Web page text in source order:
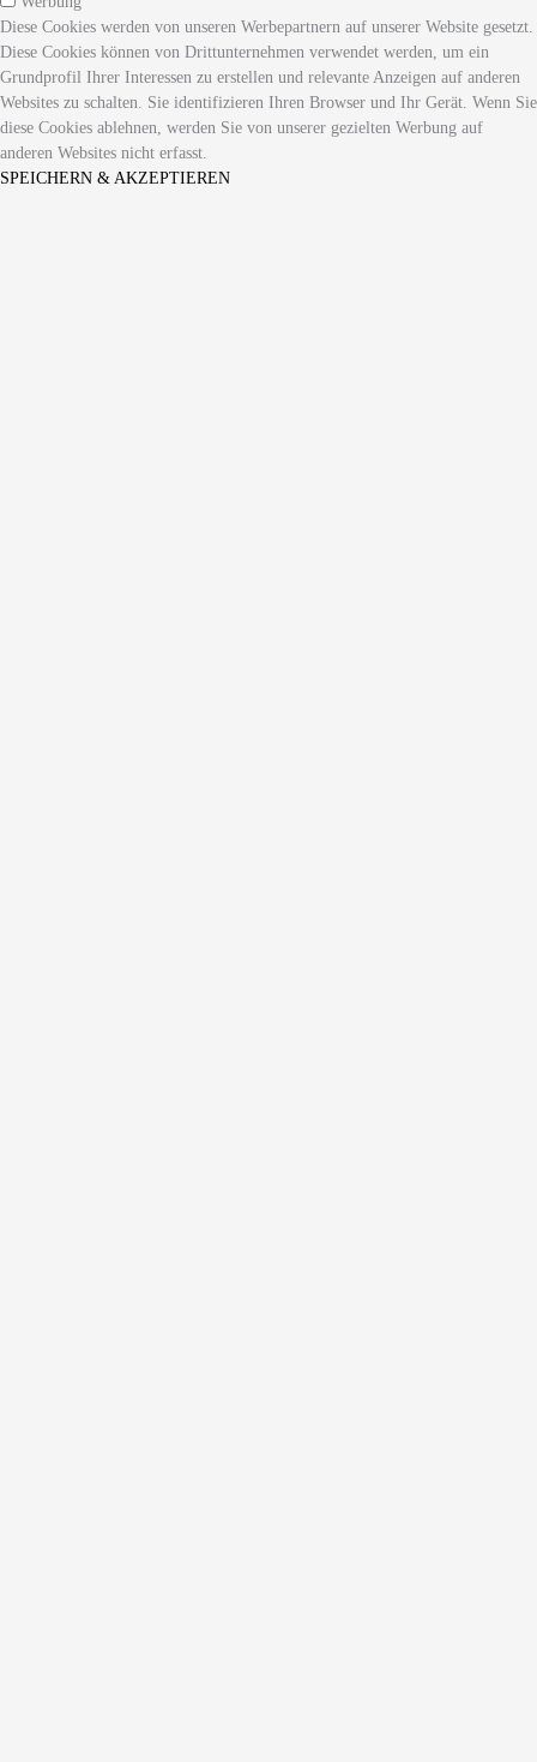
Diese Cookies werden von unseren Werbepartnern auf unserer Website gesetzt.
Diese Cookies können von Drittunternehmen verwendet werden, um ein
Grundprofil Ihrer Interessen zu erstellen und relevante Anzeigen auf anderen
Websites zu schalten. Sie identifizieren Ihren Browser und Ihr Gerät. Wenn Sie
diese Cookies ablehnen, werden Sie von unserer gezielten Werbung auf
anderen Websites nicht erfasst.
SPEICHERN & AKZEPTIEREN